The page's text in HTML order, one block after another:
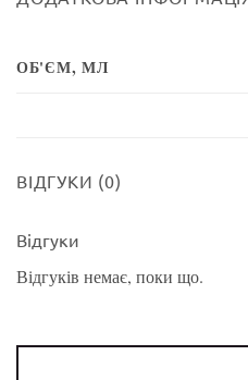
ОБ'ЄМ, МЛ
ВІДГУКИ (0)
Відгуки
Відгуків немає, поки що.